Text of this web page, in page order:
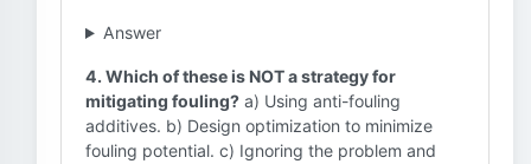
Answer
4. Which of these is NOT a strategy for
mitigating fouling? a) Using anti-fouling
additives. b) Design optimization to minimize
fouling potential. c) Ignoring the problem and